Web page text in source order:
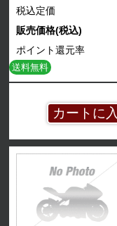
税込定価
販売価格(税込)
ポイント還元率
送料無料